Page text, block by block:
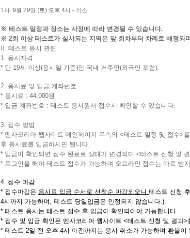
1차. 9월 29일 (토) 오후 4시 - 취소
※ 테스트 일정과 장소는 사정에 따라 변경될 수 있습니다.
※ 2회 이상 테스트가 실시되는 지역은 앞 회차부터 차례로 배정되
II. 테스트 응시 관련
1. 응시자격
* 만 19세 이상(응시일 기준)인 국내 거주인(외국인 포함).
2. 응시료 및 입금 계좌번호
* 응시료 : 44,000원
* 입금 계좌번호 : 테스트 응시원서 접수시 확인할 수 있습니다.
3. 접수 방법
* 멘사코리아 웹사이트 메인페이지 우측의 <테스트 일정 및 접수>
후 응시료를 입금하시면 됩니다.
* 입금이 확인되면 접수 완료로 상태가 변경되며 <테스트 신청 및
* 로그인을 해야 테스트 접수가 가능하며 오프라인 접수는 따로 받
4. 접수 마감
* 접수마감은 응시료 입금 순서로 선착순 마감되오니 테스트 신청
4시까지 가능하며, 테스트 당일입금은 인정되지 않습니다.)
* 테스트 응시는 테스트 접수 후 입금이 확인되어야 가능합니다.
* 접수 및 입금 확인은 멘사코리아 웹사이트 <테스트 신청 및 결과
* 테스트 2일 전 오후 4시 이전까지는 응시 취소가 가능하며 환불